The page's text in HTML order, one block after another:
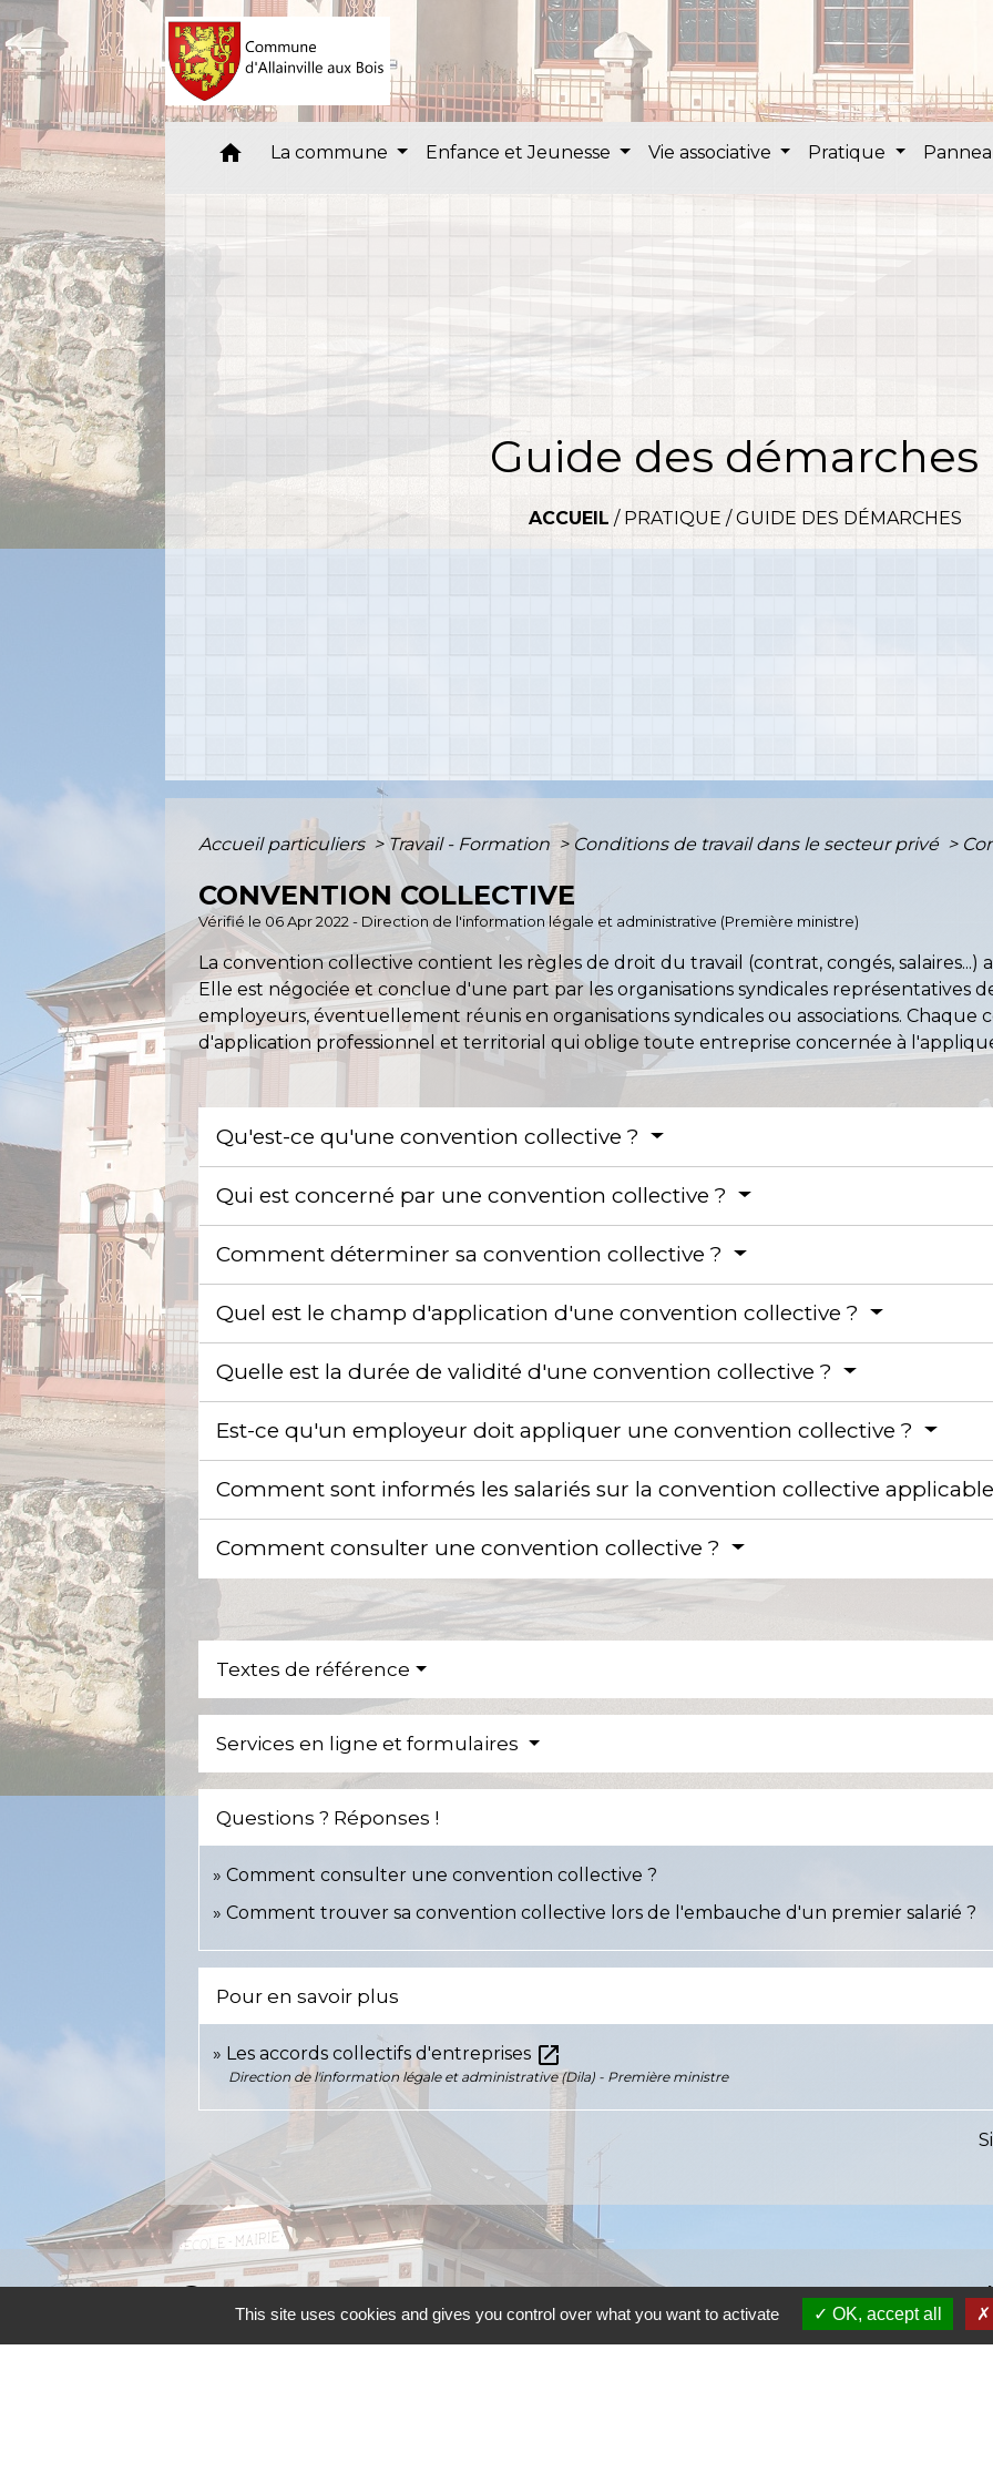
home La commune Enfance et Jeunesse Vie associative Pratique
Guide des démarches
ACCUEIL / PRATIQUE /GUIDE DES DÉMARCHES
Accueil particuliers > Travail - Formation > Conditions de travail dans le secteur privé >
CONVENTION COLLECTIVE
Vérifié le 06 Apr 2022 - Direction de l'information légale et administrative (Première ministre)
La convention collective contient les règles de droit du travail (contrat, congés, salaires...)
Elle est négociée et conclue d'une part par les organisations syndicales représentatives
employeurs, éventuellement réunis en organisations syndicales ou associations. Chaque
d'application professionnel et territorial qui oblige toute entreprise concernée à
Qu'est-ce qu'une convention collective ?
Qui est concerné par une convention collective ?
Comment déterminer sa convention collective ?
Quel est le champ d'application d'une convention collective ?
Quelle est la durée de validité d'une convention collective ?
Est-ce qu'un employeur doit appliquer une convention collective ?
Comment sont informés les salariés sur la convention collective
Comment consulter une convention collective ?
Textes de référence
Services en ligne et formulaires
Questions ? Réponses !
Comment consulter une convention collective ?
Comment trouver sa convention collective lors de l'embauche d'un premier salarié ?
Pour en savoir plus
Les accords collectifs d'entreprises open_in_new
Direction de l'information légale et administrative (Dila) - Première ministre
Contacts
Commune d'Allainville-aux-Bois
This site uses cookies and gives you control over what you want to activate OK, accept all